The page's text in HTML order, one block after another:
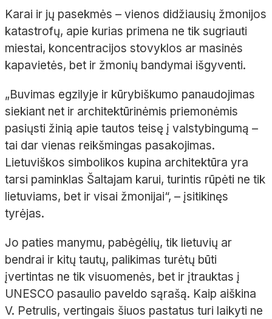
Karai ir jų pasekmės – vienos didžiausių žmonijos
katastrofų, apie kurias primena ne tik sugriauti
miestai, koncentracijos stovyklos ar masinės
kapavietės, bet ir žmonių bandymai išgyventi.
„Buvimas egzilyje ir kūrybiškumo panaudojimas
siekiant net ir architektūrinėmis priemonėmis
pasiųsti žinią apie tautos teisę į valstybingumą –
tai dar vienas reikšmingas pasakojimas.
Lietuviškos simbolikos kupina architektūra yra
tarsi paminklas Šaltajam karui, turintis rūpėti ne tik
lietuviams, bet ir visai žmonijai“, – įsitikinęs
tyrėjas.
Jo paties manymu, pabėgėlių, tik lietuvių ar
bendrai ir kitų tautų, palikimas turėtų būti
įvertintas ne tik visuomenės, bet ir įtrauktas į
UNESCO pasaulio paveldo sąrašą. Kaip aiškina
V. Petrulis, vertingais šiuos pastatus turi laikyti ne